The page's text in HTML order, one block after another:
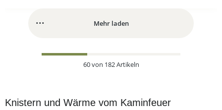
Mehr laden
60von 182Artikeln
Knistern und Wärme vom Kaminfeuer